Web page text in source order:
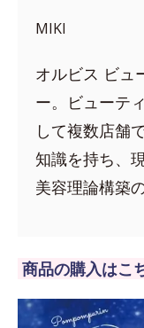
MIKI
オルビス ビュ
ー。ビューテ
して複数店舗
知識を持ち、
美容理論構築
商品の購入はこ